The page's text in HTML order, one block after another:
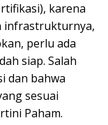
karena
infrastrukturnya,
perlu ada
siap. Salah
dan bahwa
sesuai
Paham.